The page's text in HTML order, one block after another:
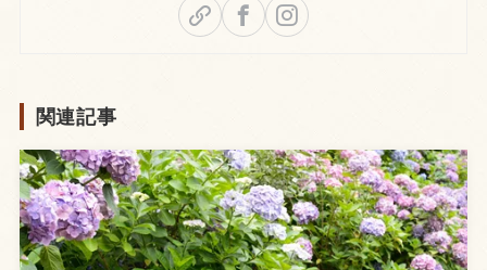
関連記事